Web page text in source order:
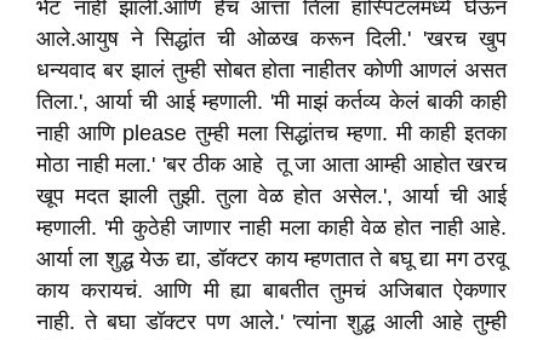
भेट नाही झाली.आणि हेच आत्ता तिला हॉस्पिटलमध्ये घेऊन
आले.आयुष ने सिद्धांत ची ओळख करून दिली.' 'खरच खुप
धन्यवाद बर झालं तुम्ही सोबत होता नाहीतर कोणी आणलं असत
तिला.', आर्या ची आई म्हणाली. 'मी माझं कर्तव्य केलं बाकी काही
नाही आणि please तुम्ही मला सिद्धांतच म्हणा. मी काही इतका
मोठा नाही मला.' 'बर ठीक आहे तू जा आता आम्ही आहोत खरच
खूप मदत झाली तुझी. तुला वेळ होत असेल.', आर्या ची आई
म्हणाली. 'मी कुठेही जाणार नाही मला काही वेळ होत नाही आहे.
आर्या ला शुद्ध येऊ द्या, डॉक्टर काय म्हणतात ते बघू द्या मग ठरवू
काय करायचं. आणि मी ह्या बाबतीत तुमचं अजिबात ऐकणार
नाही. ते बघा डॉक्टर पण आले.' 'त्यांना शुद्ध आली आहे तुम्ही